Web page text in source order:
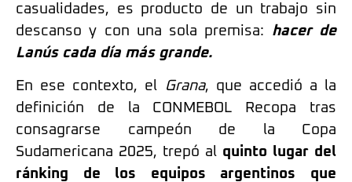
casualidades, es producto de un trabajo sin
descanso y con una sola premisa: hacer de
Lanús cada día más grande.
En ese contexto, el Grana, que accedió a la
definición de la CONMEBOL Recopa tras
consagrarse campeón de la Copa
Sudamericana 2025, trepó al quinto lugar del
ránking de los equipos argentinos que